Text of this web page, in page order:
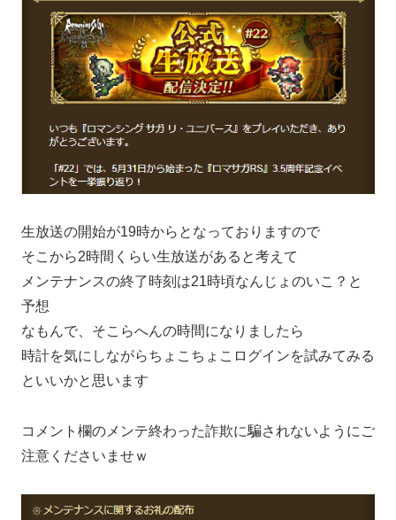
生放送の開始が19時からとなっておりますので
そこから2時間くらい生放送があると考えて
メンテナンスの終了時刻は21時頃なんじょのいこ？と
予想
なもんで、そこらへんの時間になりましたら
時計を気にしながらちょこちょこログインを試みてみる
といいかと思います
コメント欄のメンテ終わった詐欺に騙されないようにご
注意くださいませｗ